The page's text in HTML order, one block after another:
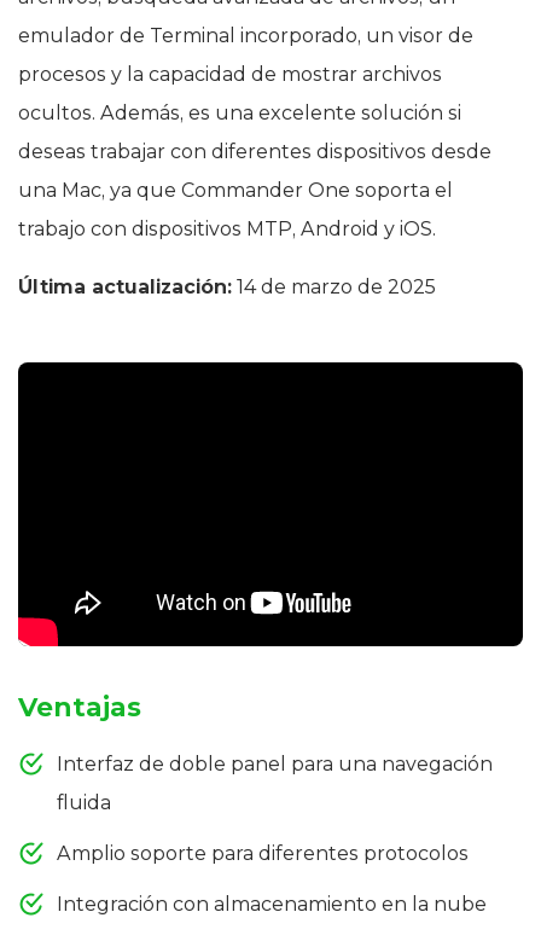
emulador de Terminal incorporado, un visor de
procesos y la capacidad de mostrar archivos
ocultos. Además, es una excelente solución si
deseas trabajar con diferentes dispositivos desde
una Mac, ya que Commander One soporta el
trabajo con dispositivos MTP, Android y iOS.
Última actualización: 14 de marzo de 2025
Ventajas
Interfaz de doble panel para una navegación
fluida
Amplio soporte para diferentes protocolos
Integración con almacenamiento en la nube